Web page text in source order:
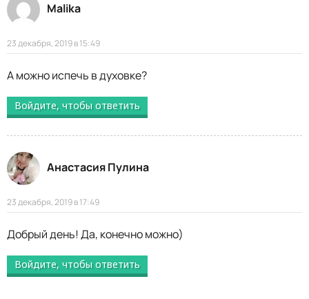
Malika
23 декабря, 2019 в 15:49
А можно испечь в духовке?
Войдите, чтобы ответить
Анастасия Пулина
23 декабря, 2019 в 17:49
Добрый день! Да, конечно можно)
Войдите, чтобы ответить